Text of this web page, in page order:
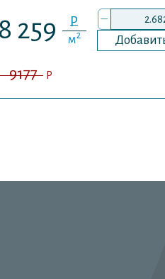
8 259 P
м2
–
9177 P